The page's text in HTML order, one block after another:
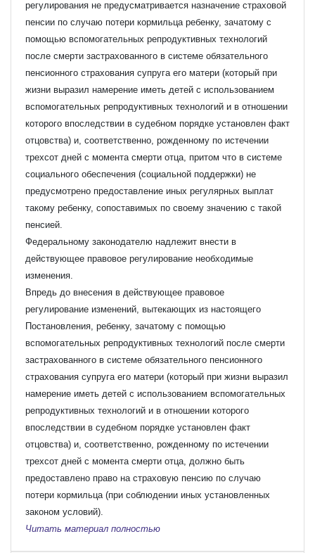
регулирования не предусматривается назначение страховой
пенсии по случаю потери кормильца ребенку, зачатому с
помощью вспомогательных репродуктивных технологий
после смерти застрахованного в системе обязательного
пенсионного страхования супруга его матери (который при
жизни выразил намерение иметь детей с использованием
вспомогательных репродуктивных технологий и в отношении
которого впоследствии в судебном порядке установлен факт
отцовства) и, соответственно, рожденному по истечении
трехсот дней с момента смерти отца, притом что в системе
социального обеспечения (социальной поддержки) не
предусмотрено предоставление иных регулярных выплат
такому ребенку, сопоставимых по своему значению с такой
пенсией.
Федеральному законодателю надлежит внести в
действующее правовое регулирование необходимые
изменения.
Впредь до внесения в действующее правовое
регулирование изменений, вытекающих из настоящего
Постановления, ребенку, зачатому с помощью
вспомогательных репродуктивных технологий после смерти
застрахованного в системе обязательного пенсионного
страхования супруга его матери (который при жизни выразил
намерение иметь детей с использованием вспомогательных
репродуктивных технологий и в отношении которого
впоследствии в судебном порядке установлен факт
отцовства) и, соответственно, рожденному по истечении
трехсот дней с момента смерти отца, должно быть
предоставлено право на страховую пенсию по случаю
потери кормильца (при соблюдении иных установленных
законом условий).
Читать материал полностью